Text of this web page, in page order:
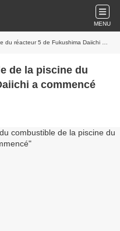
MENU
5 de Fukushima Daiichi a commencé
de la piscine du
a commencé